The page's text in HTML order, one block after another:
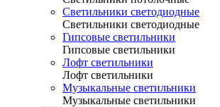
Светильники светодиодные
Светильники светодиодные
Гипсовые светильники
Гипсовые светильники
Лофт светильники
Лофт светильники
Музыкальные светильники
Музыкальные светильники